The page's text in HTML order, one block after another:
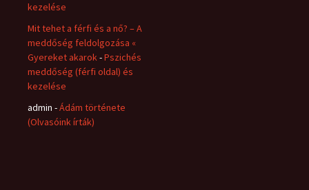
kezelése
Mit tehet a férfi és a nő? – A
meddőség feldolgozása «
Gyereket akarok-Pszichés
meddőség (férfi oldal) és
kezelése
admin -Ádám története
(Olvasóink írták)